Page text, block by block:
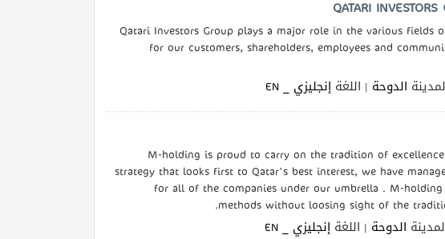
Qatari Investors Group plays a major role in the various fields
for our customers, shareholders, employees and
الدوحة | اللغة إنجليزي _ EN
M-holding is proud to carry on the tradition of
strategy that looks first to Qatar's best interest, we have
for all of the companies under our umbrella . M-
methods without loosing sight of the
الدوحة | اللغة إنجليزي _ EN